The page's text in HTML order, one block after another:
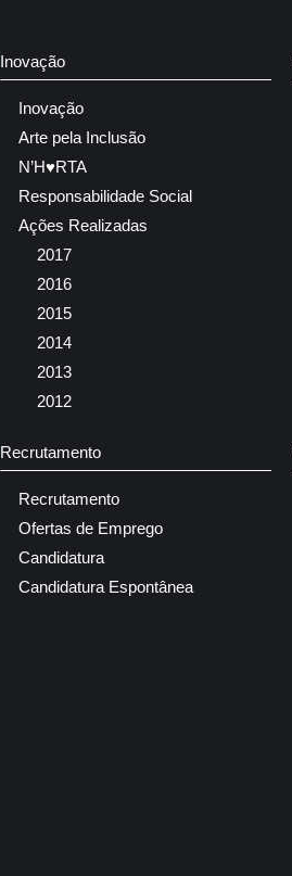
Inovação
Inovação
Arte pela Inclusão
N’H♥RTA
Responsabilidade Social
Ações Realizadas
2017
2016
2015
2014
2013
2012
Recrutamento
Recrutamento
Ofertas de Emprego
Candidatura
Candidatura Espontânea